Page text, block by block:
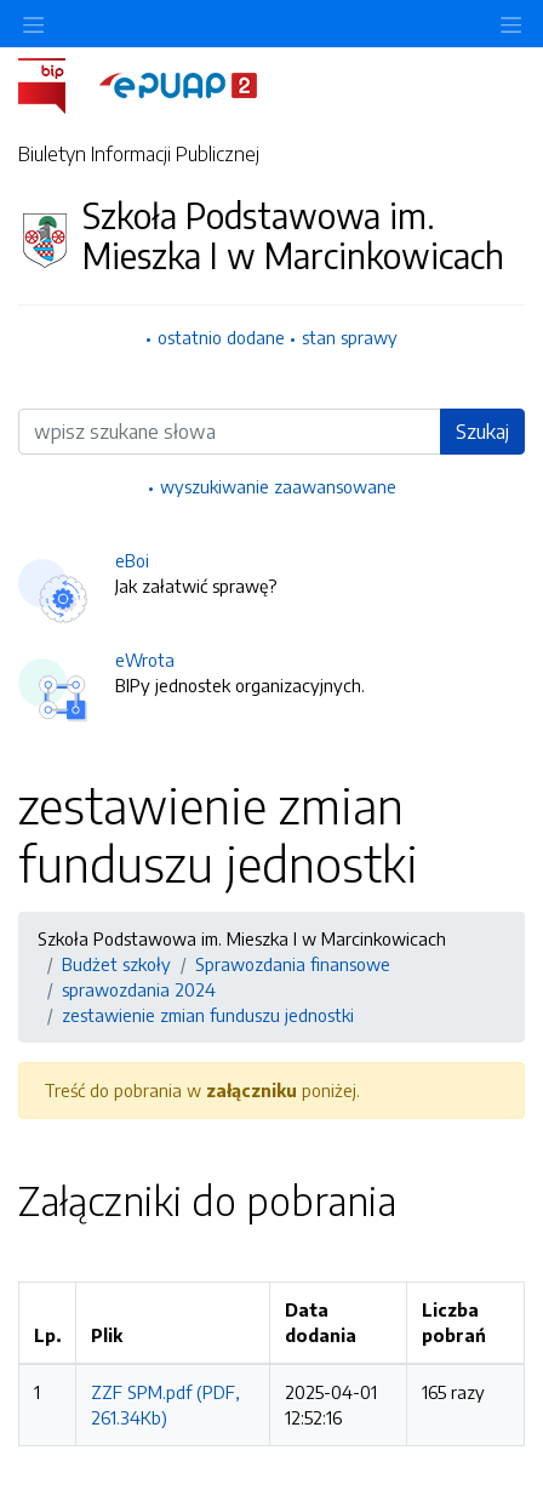
Biuletyn Informacji Publicznej
Szkoła Podstawowa im.
Mieszka I w Marcinkowicach
ostatnio dodane stan sprawy
Wyszukiwarka Szukaj
wyszukiwanie zaawansowane
eBoi
Jak załatwić sprawę?
eWrota
BIPy jednostek organizacyjnych.
zestawienie zmian
funduszu jednostki
Szkoła Podstawowa im. Mieszka I w Marcinkowicach
Budżet szkoły
Sprawozdania finansowe
sprawozdania 2024
zestawienie zmian funduszu jednostki
Treść do pobrania w załączniku poniżej.
Załączniki do pobrania
Lp. Plik
Data
dodania
Liczba
pobrań
1
ZZF SPM.pdf (PDF,
261.34Kb)
2025-04-01
12:52:16
165 razy